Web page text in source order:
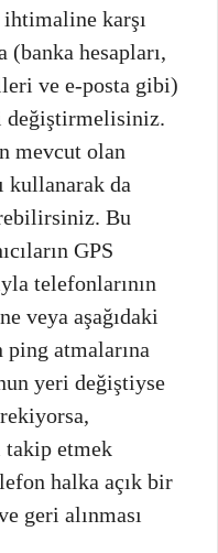
karşı
(banka hesapları,
ve e-posta gibi)
mevcut olan
kullanarak da
Bu
GPS
telefonlarının
veya aşağıdaki
atmalarına
yeri değiştiyse
takip etmek
halka açık bir
geri alınması